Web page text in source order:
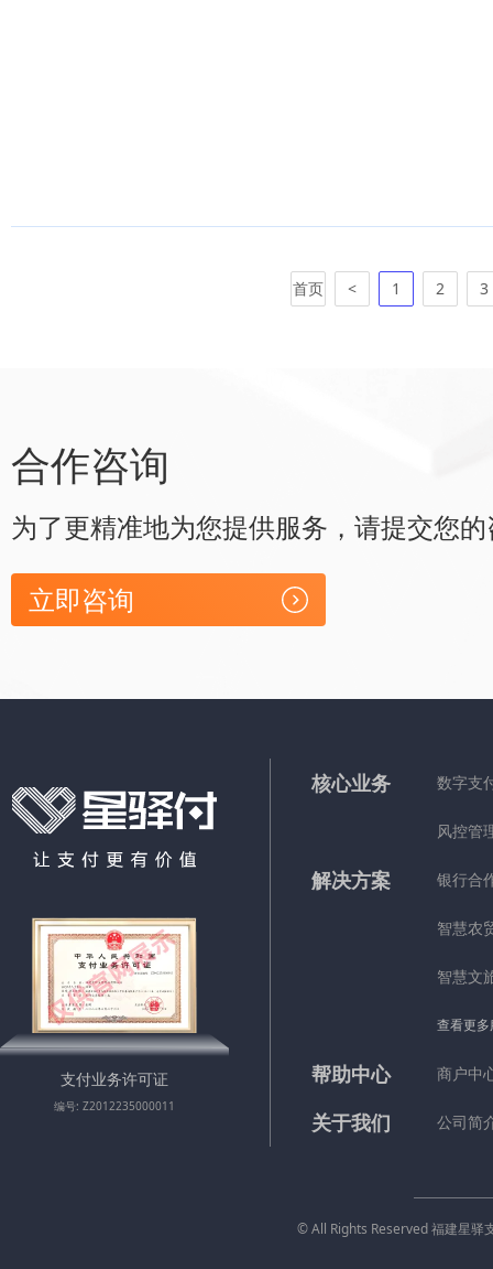
首页 < 1 2 3
合作咨询
为了更精准地为您提供服务，请提交您
立即咨询
支付业务许可证
编号: Z2012235000011
核心业务 数字支
风控管
解决方案 银行合
智慧农
智慧文
查看更
帮助中心 商户中
关于我们 公司简
© All Rights Reserved 福建星驿